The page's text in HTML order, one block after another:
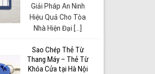
Giải Pháp An Ninh
Hiệu Quả Cho Tòa
Nhà Hiện Đại [...]
Sao Chép Thẻ Từ
Thang Máy – Thẻ Từ
Khóa Cửa tại Hà Nội